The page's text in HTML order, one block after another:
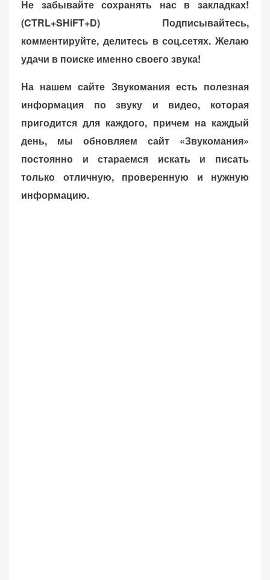
Не забывайте сохранять нас в закладках!
(CTRL+SHiFT+D)
Подписывайтесь,
комментируйте, делитесь в соц.сетях. Желаю
удачи в поиске именно своего звука!
На нашем сайте Звукомания есть полезная
информация по звуку и видео, которая
пригодится для каждого, причем на каждый
день, мы обновляем сайт «Звукомания»
постоянно и стараемся искать и писать
только отличную, проверенную и нужную
информацию.